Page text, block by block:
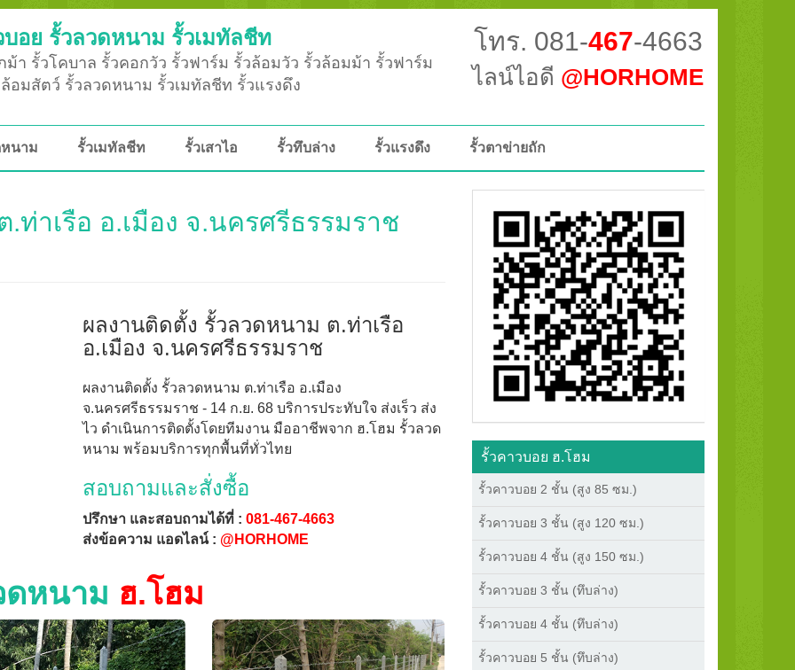
อย รั้วลวดหนาม รั้วเมทัลชีท
ม้า รั้วโคบาล รั้วคอกวัว รั้วฟาร์ม รั้วล้อมวัว รั้วล้อมม้า รั้วฟาร์ม
อมสัตว์ รั้วลวดหนาม รั้วเมทัลชีท รั้วแรงดึง
โทร. 081-467-4663
ไลน์ไอดี @HORHOME
นาม รั้วเมทัลชีท รั้วเสาไอ รั้วทึบล่าง รั้วแรงดึง รั้วตาข่ายถัก
าเรือ อ.เมือง จ.นครศรีธรรมราช
ผลงานติดตั้ง รั้วลวดหนาม ต.ท่าเรือ
อ.เมือง จ.นครศรีธรรมราช
ผลงานติดตั้ง รั้วลวดหนาม ต.ท่าเรือ อ.เมือง
จ.นครศรีธรรมราช - 14 ก.ย. 68 บริการประทับใจ ส่งเร็ว ส่ง
ไว ดำเนินการติดตั้งโดยทีมงาน มืออาชีพจาก ฮ.โฮม รั้วลวด
หนาม พร้อมบริการทุกพื้นที่ทั่วไทย
สอบถามและสั่งซื้อ
ปรึกษา และสอบถามได้ที่ : 081-467-4663
ส่งข้อความ แอดไลน์ : @HORHOME
ดหนาม ฮ.โฮม
รั้วคาวบอย ฮ.โฮม
รั้วคาวบอย 2 ชั้น (สูง 85 ซม.)
รั้วคาวบอย 3 ชั้น (สูง 120 ซม.)
รั้วคาวบอย 4 ชั้น (สูง 150 ซม.)
รั้วคาวบอย 3 ชั้น (ทึบล่าง)
รั้วคาวบอย 4 ชั้น (ทึบล่าง)
รั้วคาวบอย 5 ชั้น (ทึบล่าง)